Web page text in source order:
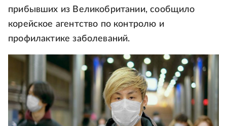
прибывших из Великобритании, сообщило
корейское агентство по контролю и
профилактике заболеваний.